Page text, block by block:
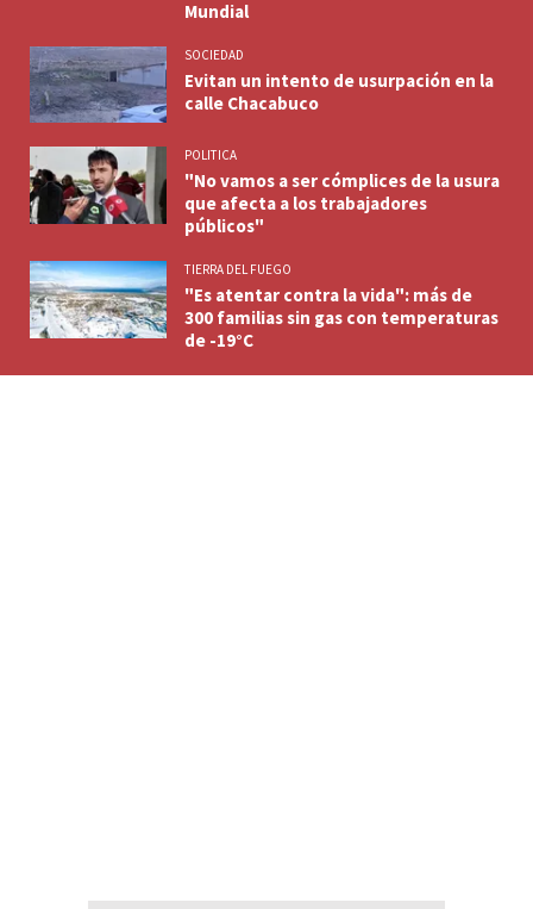
Mundial
SOCIEDAD
Evitan un intento de usurpación en la
calle Chacabuco
POLITICA
"No vamos a ser cómplices de la usura
que afecta a los trabajadores
públicos"
TIERRA DEL FUEGO
"Es atentar contra la vida": más de
300 familias sin gas con temperaturas
de -19°C